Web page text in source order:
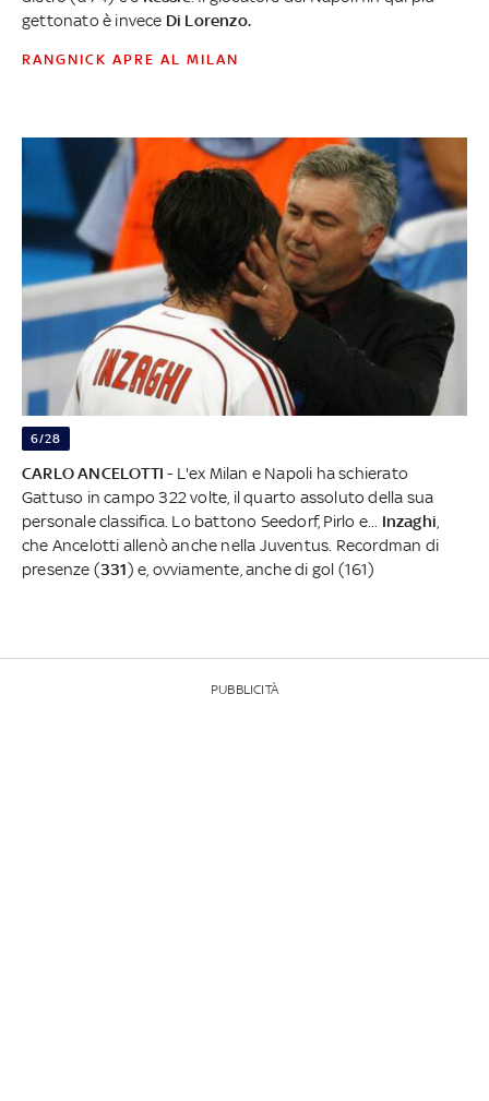
gettonato è invece Di Lorenzo.
RANGNICK APRE AL MILAN
6/28
CARLO ANCELOTTI- L'ex Milan e Napoli ha schierato
Gattuso in campo 322 volte, il quarto assoluto della sua
personale classifica. Lo battono Seedorf, Pirlo e... Inzaghi
che Ancelotti allenò anche nella Juventus. Recordman di
presenze (331) e, ovviamente, anche di gol (161)
PUBBLICITÀ